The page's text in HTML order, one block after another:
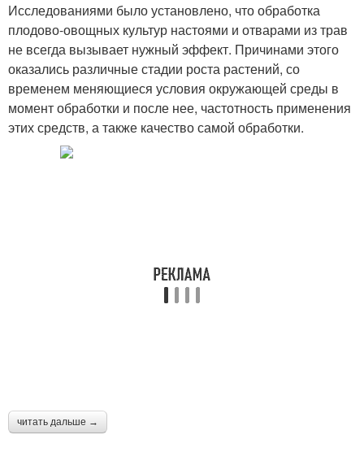
Исследованиями было установлено, что обработка
плодово-овощных культур настоями и отварами из трав
не всегда вызывает нужный эффект. Причинами этого
оказались различные стадии роста растений, со
временем меняющиеся условия окружающей среды в
момент обработки и после нее, частотность применения
этих средств, а также качество самой обработки.
читать дальше →